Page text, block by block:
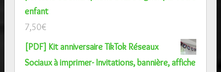
enfant
7,50€
[PDF] Kit anniversaire TikTok Réseaux
Sociaux à imprimer- Invitations, bannière, affiche